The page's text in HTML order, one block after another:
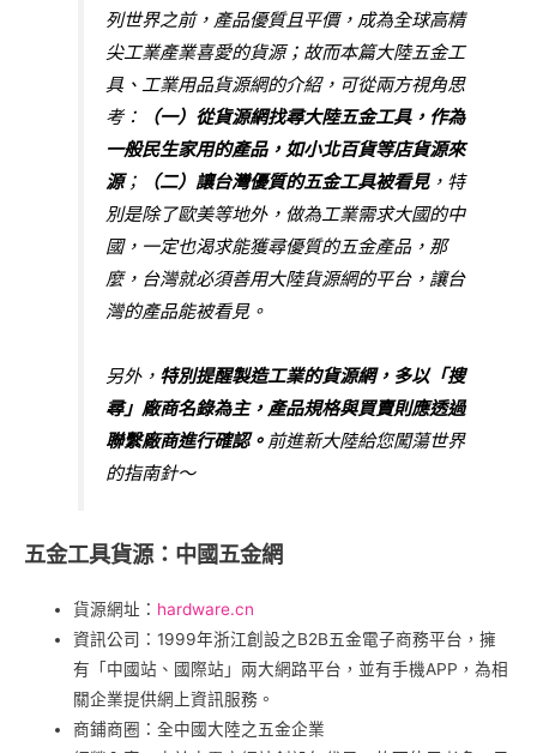
列世界之前，產品優質且平價，成為全球高精
尖工業產業喜愛的貨源；故而本篇大陸五金工
具、工業用品貨源網的介紹，可從兩方視角思
考：
（一）從貨源網找尋大陸五金工具，作為
一般民生家用的產品，如小北百貨等店貨源來
源； （二）讓台灣優質的五金工具被看見，特
別是除了歐美等地外，做為工業需求大國的中
國，一定也渴求能獲尋優質的五金產品，那
麼，台灣就必須善用大陸貨源網的平台，讓台
灣的產品能被看見。
另外， 特別提醒製造工業的貨源網，多以「搜
尋」廠商名錄為主，產品規格與買賣則應透過
聯繫廠商進行確認。 前進新大陸給您闖蕩世界
的指南針～
五金工具貨源：中國五金網
貨源網址： hardware.cn
資訊公司：1999年浙江創設之B2B五金電子商務平台，擁
有「中國站、國際站」兩大網路平台，並有手機APP，為相
關企業提供網上資訊服務。
商鋪商圈：全中國大陸之五金企業